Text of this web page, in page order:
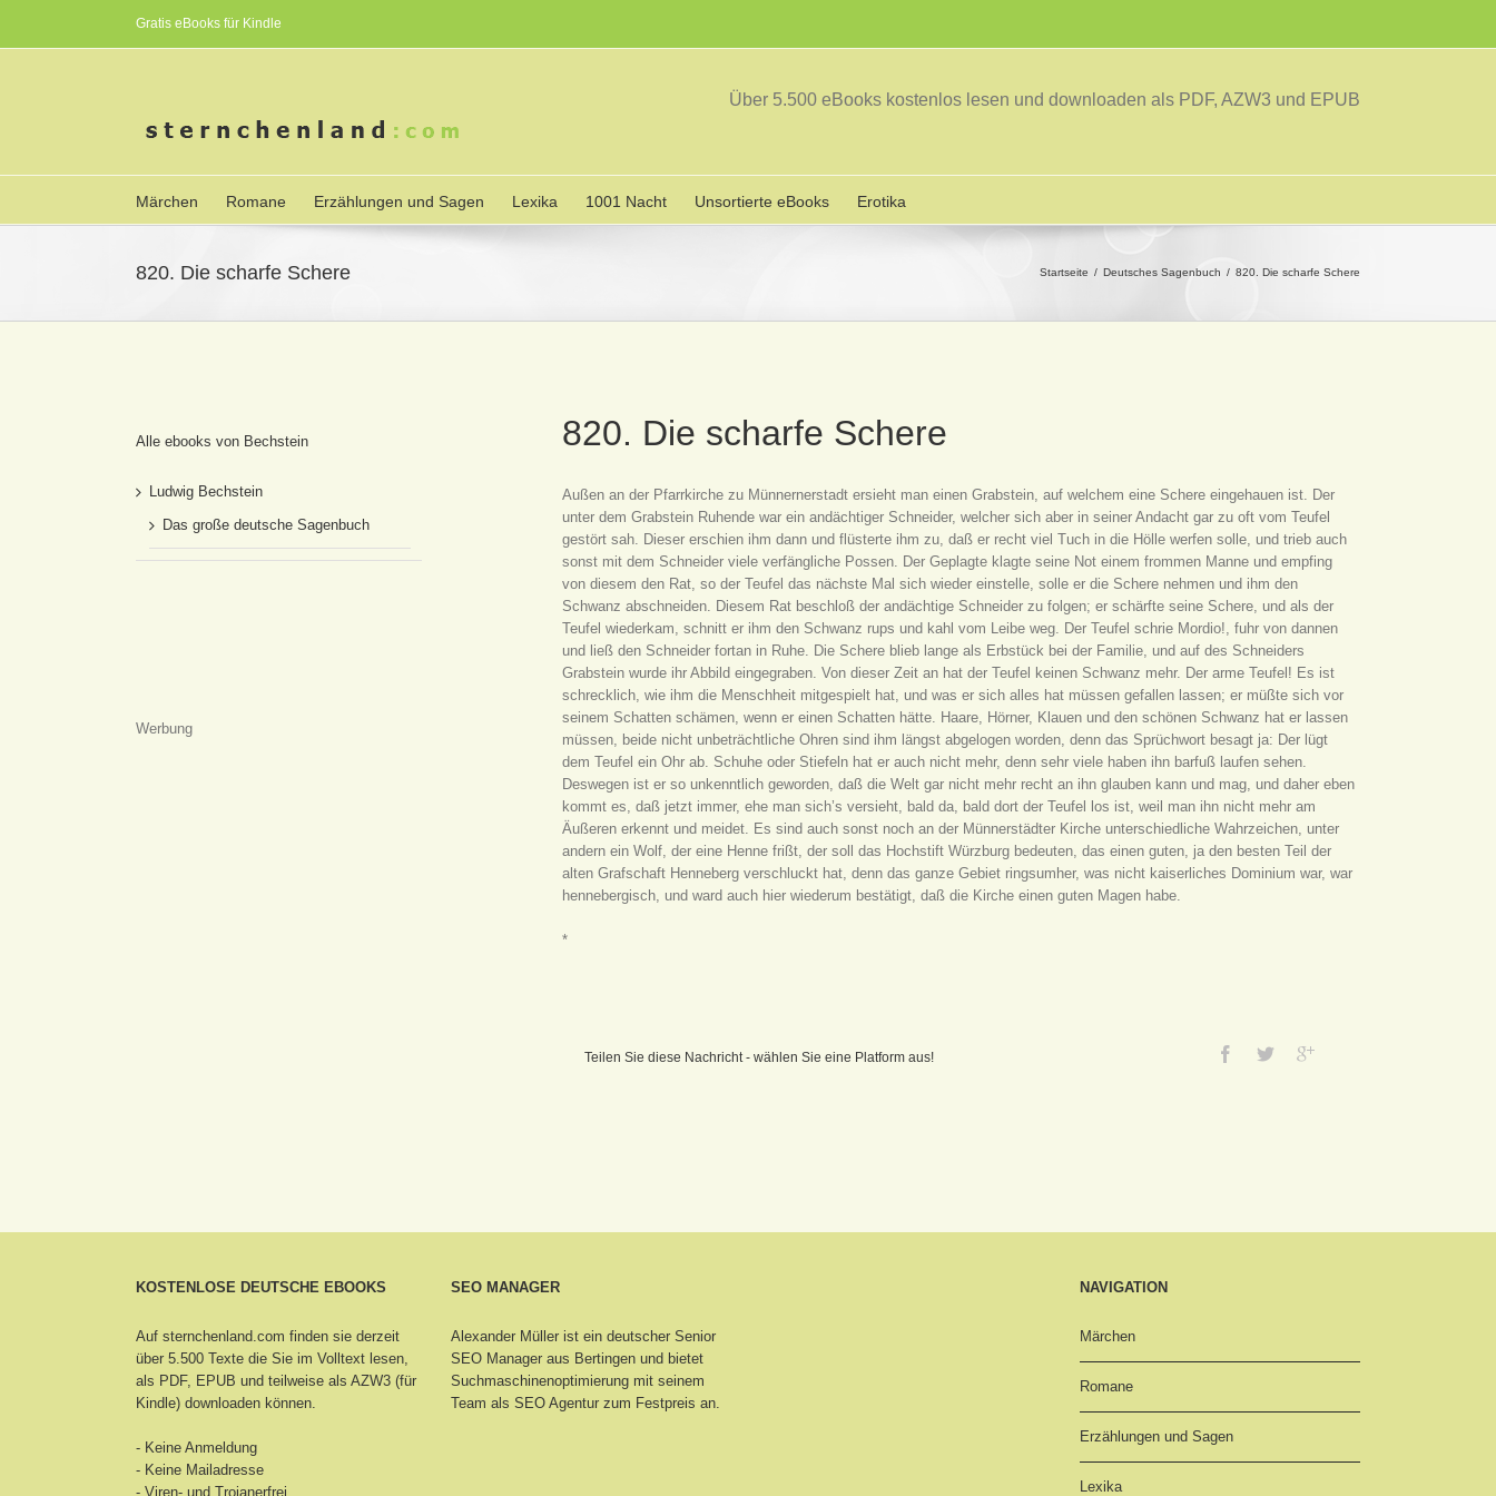
Gratis eBooks für Kindle
Über 5.500 eBooks kostenlos lesen und downloaden als PDF, AZW3 und EPUB
Märchen Romane Erzählungen und Sagen Lexika 1001 Nacht Unsortierte eBooks Erotika
820. Die scharfe Schere Startseite Deutsches Sagenbuch 820. Die scharfe Schere
820. Die scharfe Schere
Außen an der Pfarrkirche zu Münnernerstadt ersieht man einen Grabstein, auf welchem eine Schere eingehauen ist. Der
unter dem Grabstein Ruhende war ein andächtiger Schneider, welcher sich aber in seiner Andacht gar zu oft vom Teufel
gestört sah. Dieser erschien ihm dann und flüsterte ihm zu, daß er recht viel Tuch in die Hölle werfen solle, und trieb auch
sonst mit dem Schneider viele verfängliche Possen. Der Geplagte klagte seine Not einem frommen Manne und empfing
von diesem den Rat, so der Teufel das nächste Mal sich wieder einstelle, solle er die Schere nehmen und ihm den
Schwanz abschneiden. Diesem Rat beschloß der andächtige Schneider zu folgen; er schärfte seine Schere, und als der
Teufel wiederkam, schnitt er ihm den Schwanz rups und kahl vom Leibe weg. Der Teufel schrie Mordio!, fuhr von dannen
und ließ den Schneider fortan in Ruhe. Die Schere blieb lange als Erbstück bei der Familie, und auf des Schneiders
Grabstein wurde ihr Abbild eingegraben. Von dieser Zeit an hat der Teufel keinen Schwanz mehr. Der arme Teufel! Es ist
schrecklich, wie ihm die Menschheit mitgespielt hat, und was er sich alles hat müssen gefallen lassen; er müßte sich vor
seinem Schatten schämen, wenn er einen Schatten hätte. Haare, Hörner, Klauen und den schönen Schwanz hat er lassen
müssen, beide nicht unbeträchtliche Ohren sind ihm längst abgelogen worden, denn das Sprüchwort besagt ja: Der lügt
dem Teufel ein Ohr ab. Schuhe oder Stiefeln hat er auch nicht mehr, denn sehr viele haben ihn barfuß laufen sehen.
Deswegen ist er so unkenntlich geworden, daß die Welt gar nicht mehr recht an ihn glauben kann und mag, und daher eben
kommt es, daß jetzt immer, ehe man sich’s versieht, bald da, bald dort der Teufel los ist, weil man ihn nicht mehr am
Äußeren erkennt und meidet. Es sind auch sonst noch an der Münnerstädter Kirche unterschiedliche Wahrzeichen, unter
andern ein Wolf, der eine Henne frißt, der soll das Hochstift Würzburg bedeuten, das einen guten, ja den besten Teil der
alten Grafschaft Henneberg verschluckt hat, denn das ganze Gebiet ringsumher, was nicht kaiserliches Dominium war, war
hennebergisch, und ward auch hier wiederum bestätigt, daß die Kirche einen guten Magen habe.
*
Teilen Sie diese Nachricht - wählen Sie eine Platform aus!
Alle ebooks von Bechstein
Ludwig Bechstein
Das große deutsche Sagenbuch
Werbung
KOSTENLOSE DEUTSCHE EBOOKS
Auf sternchenland.com finden sie derzeit
über 5.500 Texte die Sie im Volltext lesen,
als PDF, EPUB und teilweise als AZW3 (für
Kindle) downloaden können.
- Keine Anmeldung
- Keine Mailadresse
- Viren- und Trojanerfrei
SEO MANAGER
Alexander Müller ist ein deutscher Senior
SEO Manager aus Bertingenund bietet
Suchmaschinenoptimierung mit seinem
Team als SEO Agentur zum Festpreis an.
NAVIGATION
Märchen
Romane
Erzählungen und Sagen
Lexika